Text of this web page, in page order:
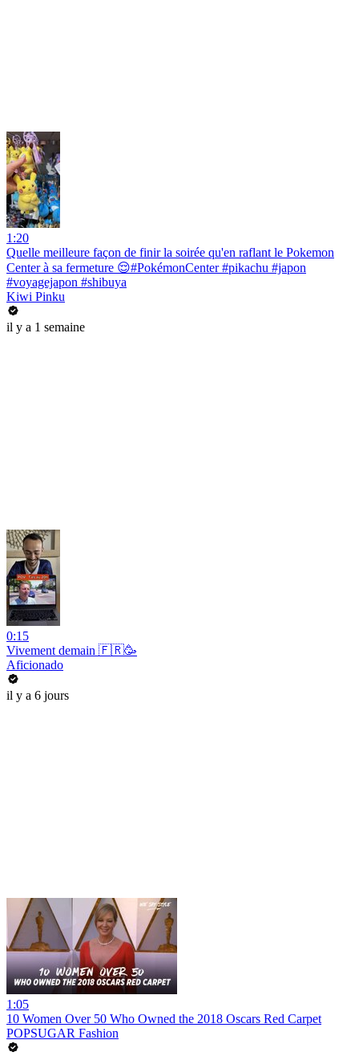
1:20
Quelle meilleure façon de finir la soirée qu'en raflant le Pokemon
Center à sa fermeture 😌#PokémonCenter #pikachu #japon
#voyagejapon #shibuya
Kiwi Pinku
il y a 1 semaine
0:15
Vivement demain 🇫🇷🥳
Aficionado
il y a 6 jours
1:05
10 Women Over 50 Who Owned the 2018 Oscars Red Carpet
POPSUGAR Fashion